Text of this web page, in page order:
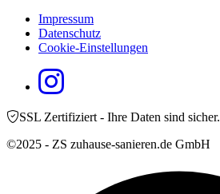
Impressum
Datenschutz
Cookie-Einstellungen
SSL Zertifiziert - Ihre Daten sind sicher.
©2025 - ZS zuhause-sanieren.de GmbH